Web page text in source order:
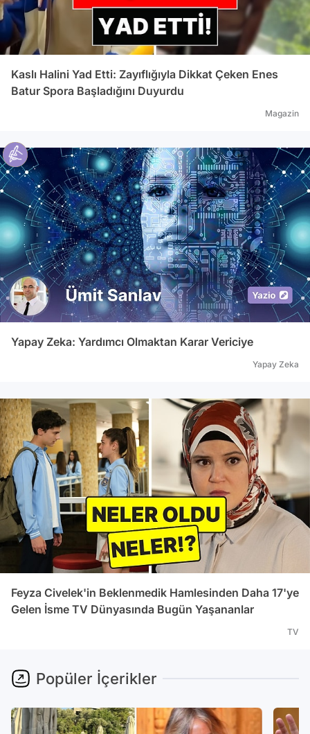
Kaslı Halini Yad Etti: Zayıflığıyla Dikkat Çeken Enes
Batur Spora Başladığını Duyurdu
Magazin
Yapay Zeka: Yardımcı Olmaktan Karar Vericiye
Yapay Zeka
Feyza Civelek'in Beklenmedik Hamlesinden Daha 17'ye
Gelen İsme TV Dünyasında Bugün Yaşananlar
TV
Popüler İçerikler